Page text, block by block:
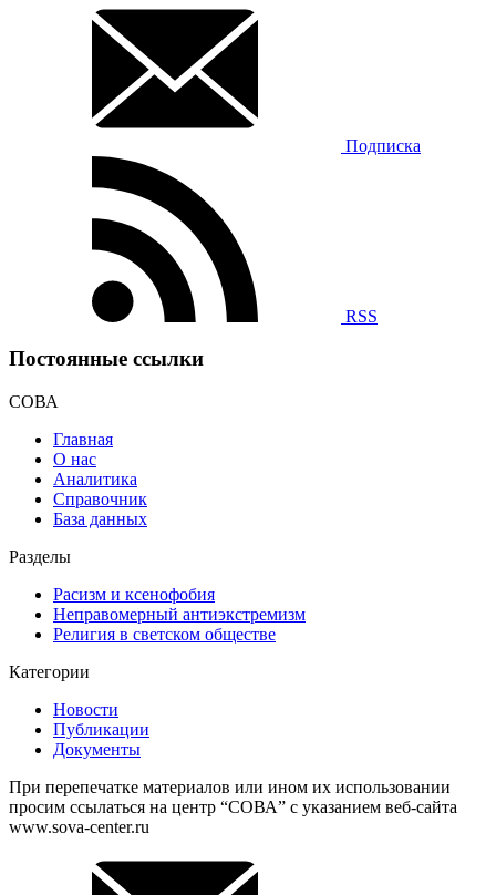
Подписка
RSS
Постоянные ссылки
СОВА
Главная
О нас
Аналитика
Справочник
База данных
Разделы
Расизм и ксенофобия
Неправомерный антиэкстремизм
Религия в светском обществе
Категории
Новости
Публикации
Документы
При перепечатке материалов или ином их использовании
просим ссылаться на центр “СОВА” с указанием веб-сайта
www.sova-center.ru